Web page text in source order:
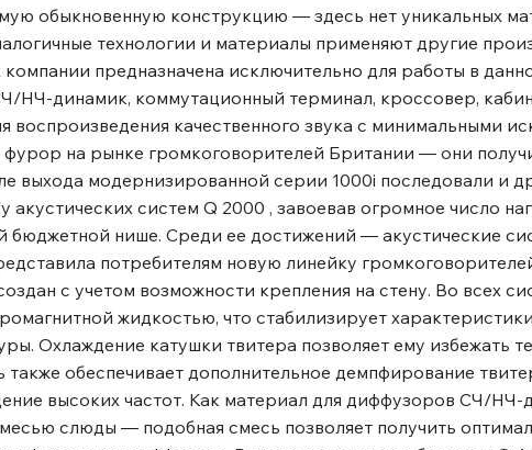
обыкновенную конструкцию ― здесь нет уникальных
технологии и материалы применяют другие
предназначена исключительно для работы в
НЧ-динамик, коммутационный терминал, кроссовер,
качественного звука с минимальными
на рынке громкоговорителей Британии ― они
выхода модернизированной серии 1000i последовали и
систем Q 2000 , завоевав огромное число
бюджетной нише. Среди ее достижений ― акустические
потребителям новую линейку
с учетом возможности крепления на стену. Во всех
жидкостью, что стабилизирует
Охлаждение катушки твитера позволяет ему избежать
обеспечивает дополнительное демпфирование
высоких частот. Как материал для диффузоров СЧ/НЧ-
слюды ― подобная смесь позволяет получить